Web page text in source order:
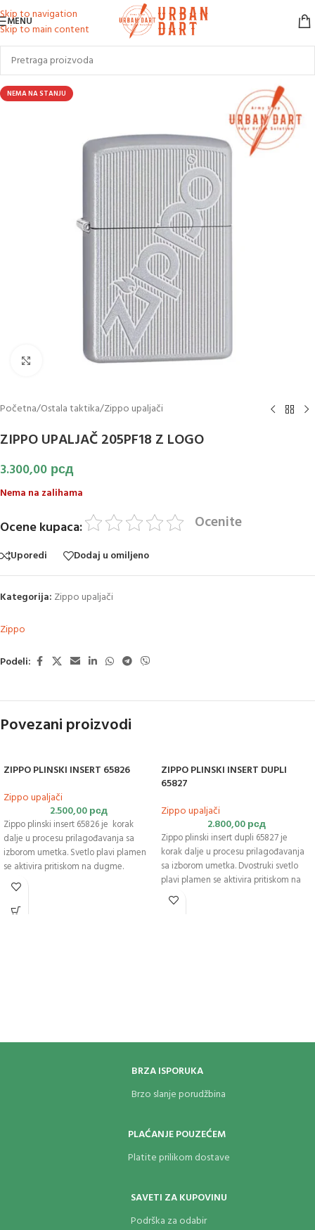
Skip to navigation
Skip to main content
MENU
NEMA NA STANJU
Klikni za uvećanje slike
Početna/Ostala taktika/Zippo upaljači
ZIPPO UPALJAČ 205PF18 Z LOGO
3.300,00 рсд
Nema na zalihama
Ocene kupaca: Ocenite
Uporedi Dodaj u omiljeno
Kategorija: Zippo upaljači
Zippo
Podeli:
Povezani proizvodi
ZIPPO PLINSKI INSERT 65826
Zippo upaljači
2.500,00рсд
Zippo plinski insert 65826 je korak
dalje u procesu prilagođavanja sa
izborom umetka. Svetlo plavi plamen
se aktivira pritiskom na dugme.
Umetak sa jednim plamenom nudi
izvor toplote bez mirisa koji traje duže
nego ranije i ima garanciju najbolju u
ZIPPO PLINSKI INSERT DUPLI
65827
Zippo upaljači
2.800,00рсд
Zippo plinski insert dupli 65827 je
korak dalje u procesu prilagođavanja
sa izborom umetka. Dvostruki svetlo
plavi plamen se aktivira pritiskom na
dugme. Umetak sa dvostrukim
plamenom nudi izvor toplote bez
BRZA ISPORUKA
Brzo slanje porudžbina
PLAĆANJE POUZEĆEM
Platite prilikom dostave
SAVETI ZA KUPOVINU
Podrška za odabir